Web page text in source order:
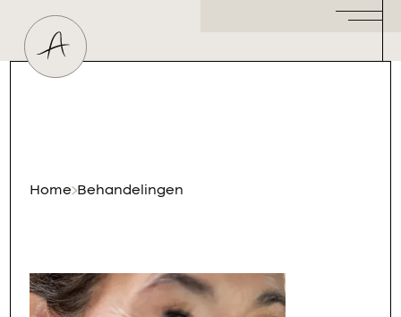
Huidtherapeut
Home Behandelingen